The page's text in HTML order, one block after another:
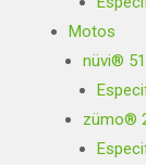
Motos
nüvi®
zümo®